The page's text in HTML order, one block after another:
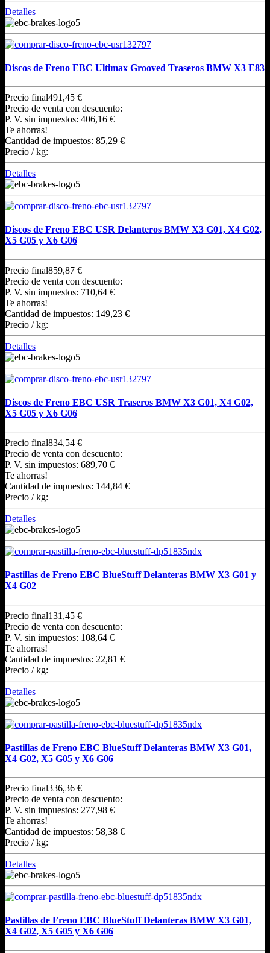
Detalles
Discos de Freno EBC Ultimax Grooved Traseros BMW X3 E83
Precio final491,45 €
Precio de venta con descuento:
P. V. sin impuestos: 406,16 €
Te ahorras!
Cantidad de impuestos: 85,29 €
Precio / kg:
Detalles
Discos de Freno EBC USR Delanteros BMW X3 G01, X4 G02,
X5 G05 y X6 G06
Precio final859,87 €
Precio de venta con descuento:
P. V. sin impuestos: 710,64 €
Te ahorras!
Cantidad de impuestos: 149,23 €
Precio / kg:
Detalles
Discos de Freno EBC USR Traseros BMW X3 G01, X4 G02,
X5 G05 y X6 G06
Precio final834,54 €
Precio de venta con descuento:
P. V. sin impuestos: 689,70 €
Te ahorras!
Cantidad de impuestos: 144,84 €
Precio / kg:
Detalles
Pastillas de Freno EBC BlueStuff Delanteras BMW X3 G01 y
X4 G02
Precio final131,45 €
Precio de venta con descuento:
P. V. sin impuestos: 108,64 €
Te ahorras!
Cantidad de impuestos: 22,81 €
Precio / kg:
Detalles
Pastillas de Freno EBC BlueStuff Delanteras BMW X3 G01,
X4 G02, X5 G05 y X6 G06
Precio final336,36 €
Precio de venta con descuento:
P. V. sin impuestos: 277,98 €
Te ahorras!
Cantidad de impuestos: 58,38 €
Precio / kg:
Detalles
Pastillas de Freno EBC BlueStuff Delanteras BMW X3 G01,
X4 G02, X5 G05 y X6 G06